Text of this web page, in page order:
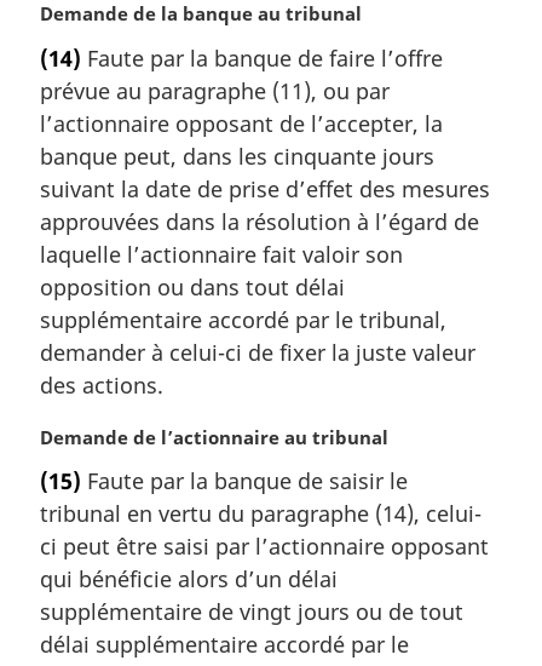
l
:
N
t
e
m
a
g
i
n
a
e
:
Demande de la banque au tribunal
(14) Faute par la banque de faire l’offre
prévue au paragraphe (11), ou par
l’actionnaire opposant de l’accepter, la
banque peut, dans les cinquante jours
suivant la date de prise d’effet des mesures
approuvées dans la résolution à l’égard de
laquelle l’actionnaire fait valoir son
opposition ou dans tout délai
supplémentaire accordé par le tribunal,
demander à celui-ci de fixer la juste valeur
des actions.
N
t
e
m
a
g
i
Demande de l’actionnaire au tribunal
(15) Faute par la banque de saisir le
tribunal en vertu du paragraphe (14), celui-
ci peut être saisi par l’actionnaire opposant
qui bénéficie alors d’un délai
supplémentaire de vingt jours ou de tout
délai supplémentaire accordé par le